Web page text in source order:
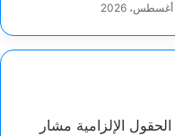
الحقول الإلزامية مشار